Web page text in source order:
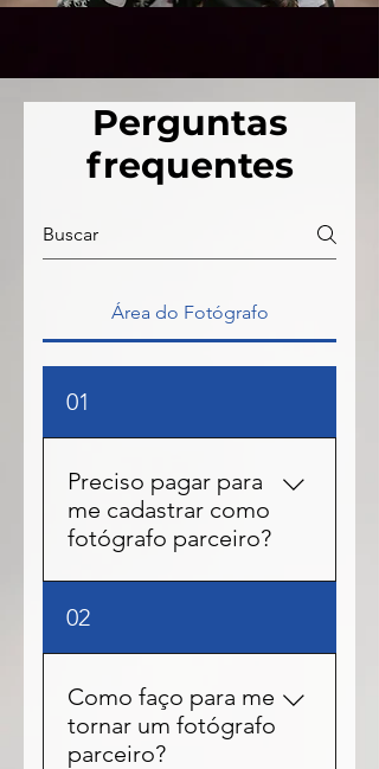
Perguntas
frequentes
Área do Fotógrafo
01
Preciso pagar para
me cadastrar como
fotógrafo parceiro?
Não precisa pagar nada! A
RN Fotos é totalmente
gratuita para fotógrafos.
Você usa as principais
funções sem custo algum.
Nós cobramos uma
02
Como faço para me
tornar um fotógrafo
parceiro?